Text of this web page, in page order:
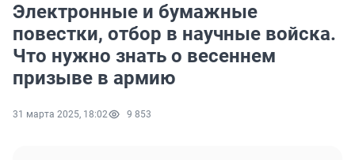
Электронные и бумажные
повестки, отбор в научные войска.
Что нужно знать о весеннем
призыве в армию
31 марта 2025, 18:02 9 853